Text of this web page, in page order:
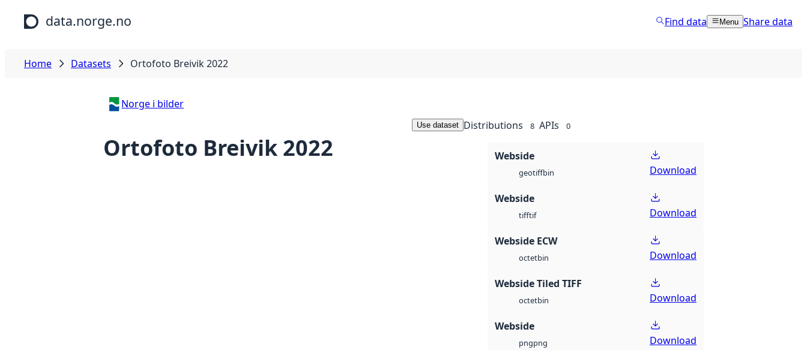
Skip to main content
data.norge.no Find data Menu Share data
Home Datasets Ortofoto Breivik 2022
Norge i bilder
Ortofoto Breivik 2022
Use dataset Distributions 8 APIs 0
Webside
geotiffbin Download
Webside
tifftif Download
Webside ECW
octetbin Download
Webside Tiled TIFF
octetbin Download
Webside
pngpng Download